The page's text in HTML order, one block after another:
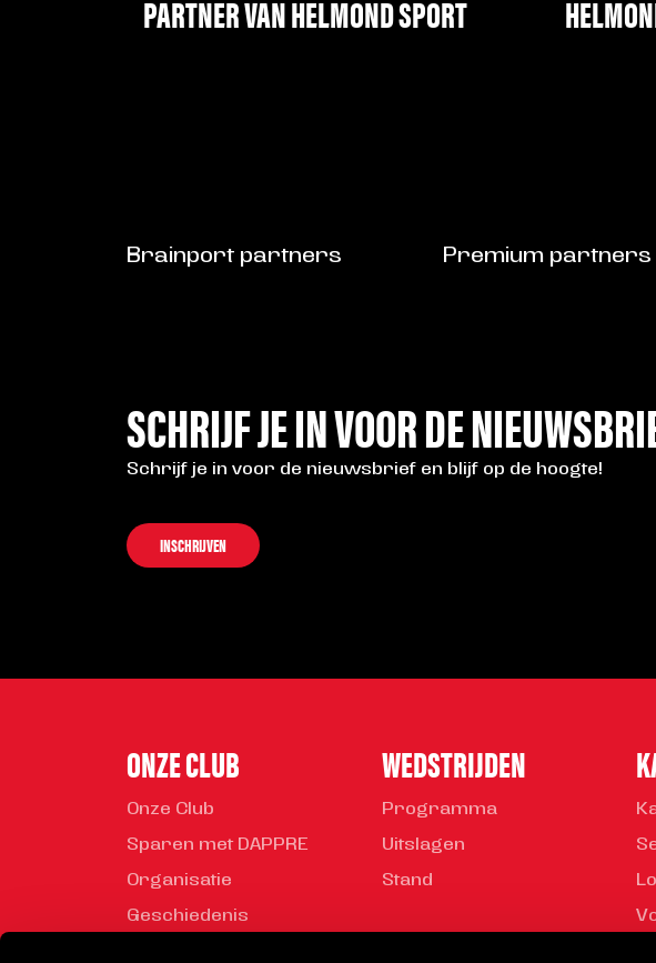
PARTNER VAN HELMOND SPORT
Brainport partners Premium partners
SCHRIJF JE IN VOOR DE
Schrijf je in voor de nieuwsbrief en blijf op de hoogte!
INSCHRIJVEN
ONZE CLUB
Onze Club
Sparen met DAPPRE
Organisatie
Geschiedenis
WEDSTRIJDEN
Programma
Uitslagen
Stand